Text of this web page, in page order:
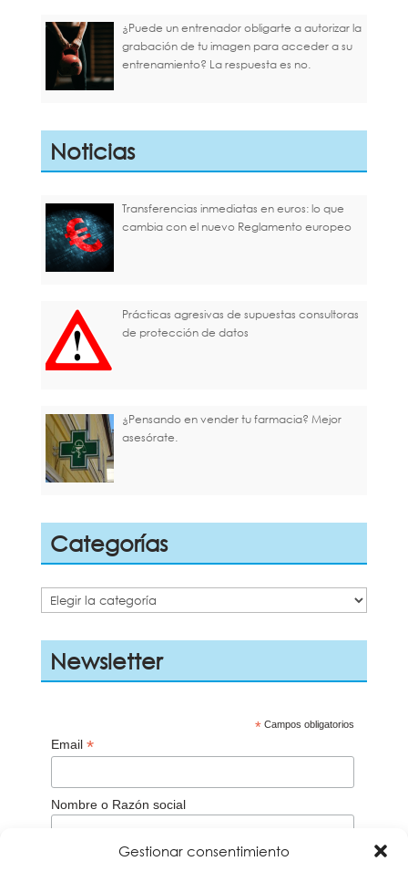
Gestionar consentimiento
¿Puede un entrenador obligarte a autorizar la
grabación de tu imagen para acceder a su
entrenamiento? La respuesta es no.
Noticias
Transferencias inmediatas en euros: lo que
cambia con el nuevo Reglamento europeo
Prácticas agresivas de supuestas consultoras
de protección de datos
¿Pensando en vender tu farmacia? Mejor
asesórate.
Categorías
Categorías
Newsletter
* Campos obligatorios
Email *
Nombre o Razón social